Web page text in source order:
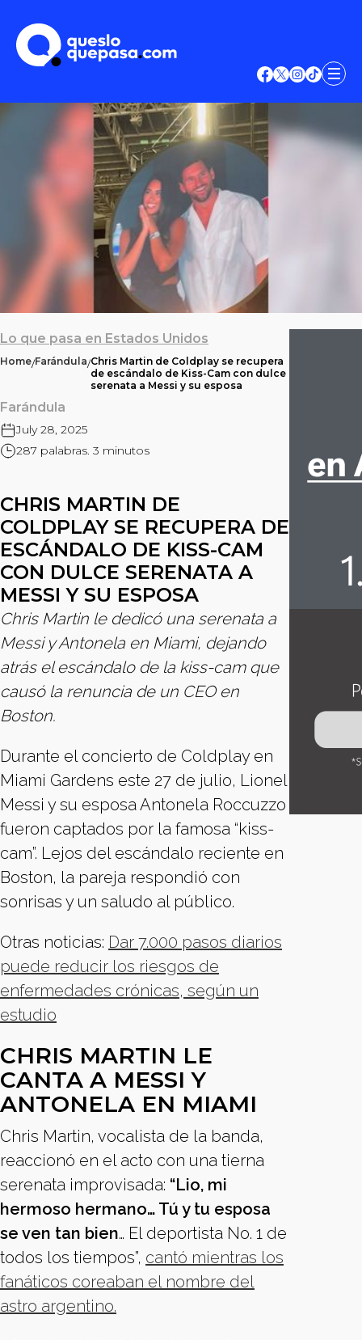
Lo que pasa en Estados Unidos
Home/Farándula/Chris Martin de Coldplay se recupera
de escándalo de Kiss-Cam con dulce
serenata a Messi y su esposa
Farándula
July 28, 2025
287 palabras. 3 minutos
CHRIS MARTIN DE
COLDPLAY SE RECUPERA DE
ESCÁNDALO DE KISS-CAM
CON DULCE SERENATA A
MESSI Y SU ESPOSA
Chris Martin le dedicó una serenata a
Messi y Antonela en Miami, dejando
atrás el escándalo de la kiss-cam que
causó la renuncia de un CEO en
Boston.
Durante el concierto de Coldplay en
Miami Gardens este 27 de julio, Lionel
Messi y su esposa Antonela Roccuzzo
fueron captados por la famosa “kiss-
cam”. Lejos del escándalo reciente en
Boston, la pareja respondió con
sonrisas y un saludo al público.
Otras noticias: Dar 7.000 pasos diarios
puede reducir los riesgos de
enfermedades crónicas, según un
estudio
CHRIS MARTIN LE
CANTA A MESSI Y
ANTONELA EN MIAMI
Chris Martin, vocalista de la banda,
reaccionó en el acto con una tierna
serenata improvisada: “Lio, mi
hermoso hermano… Tú y tu esposa
se ven tan bien… El deportista No. 1 de
todos los tiempos”, cantó mientras los
fanáticos coreaban el nombre del
astro argentino.